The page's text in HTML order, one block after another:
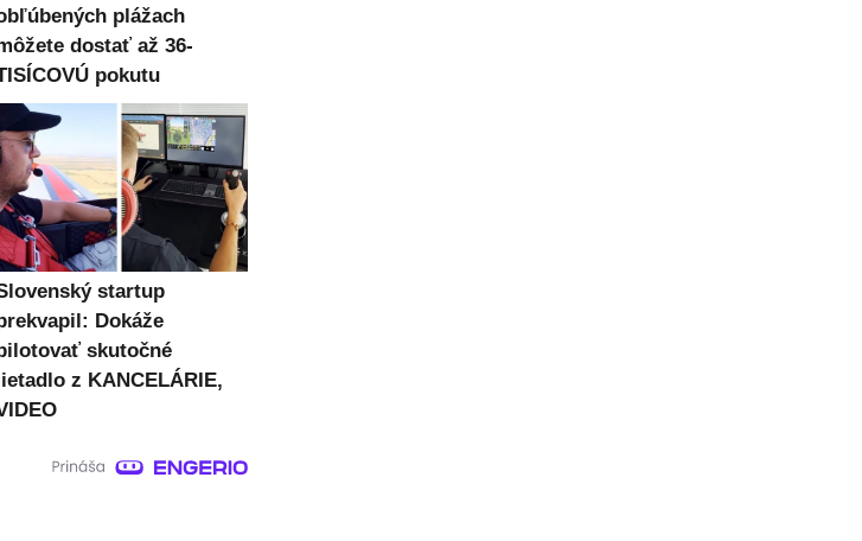
plážach
dostať až 36-
pokutu
startup
Dokáže
skutočné
z KANCELÁRIE,